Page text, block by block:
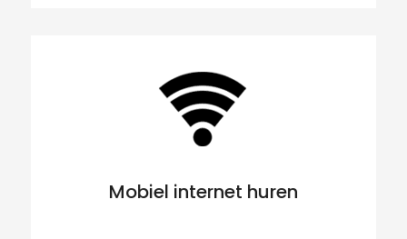
Mobiel internet huren